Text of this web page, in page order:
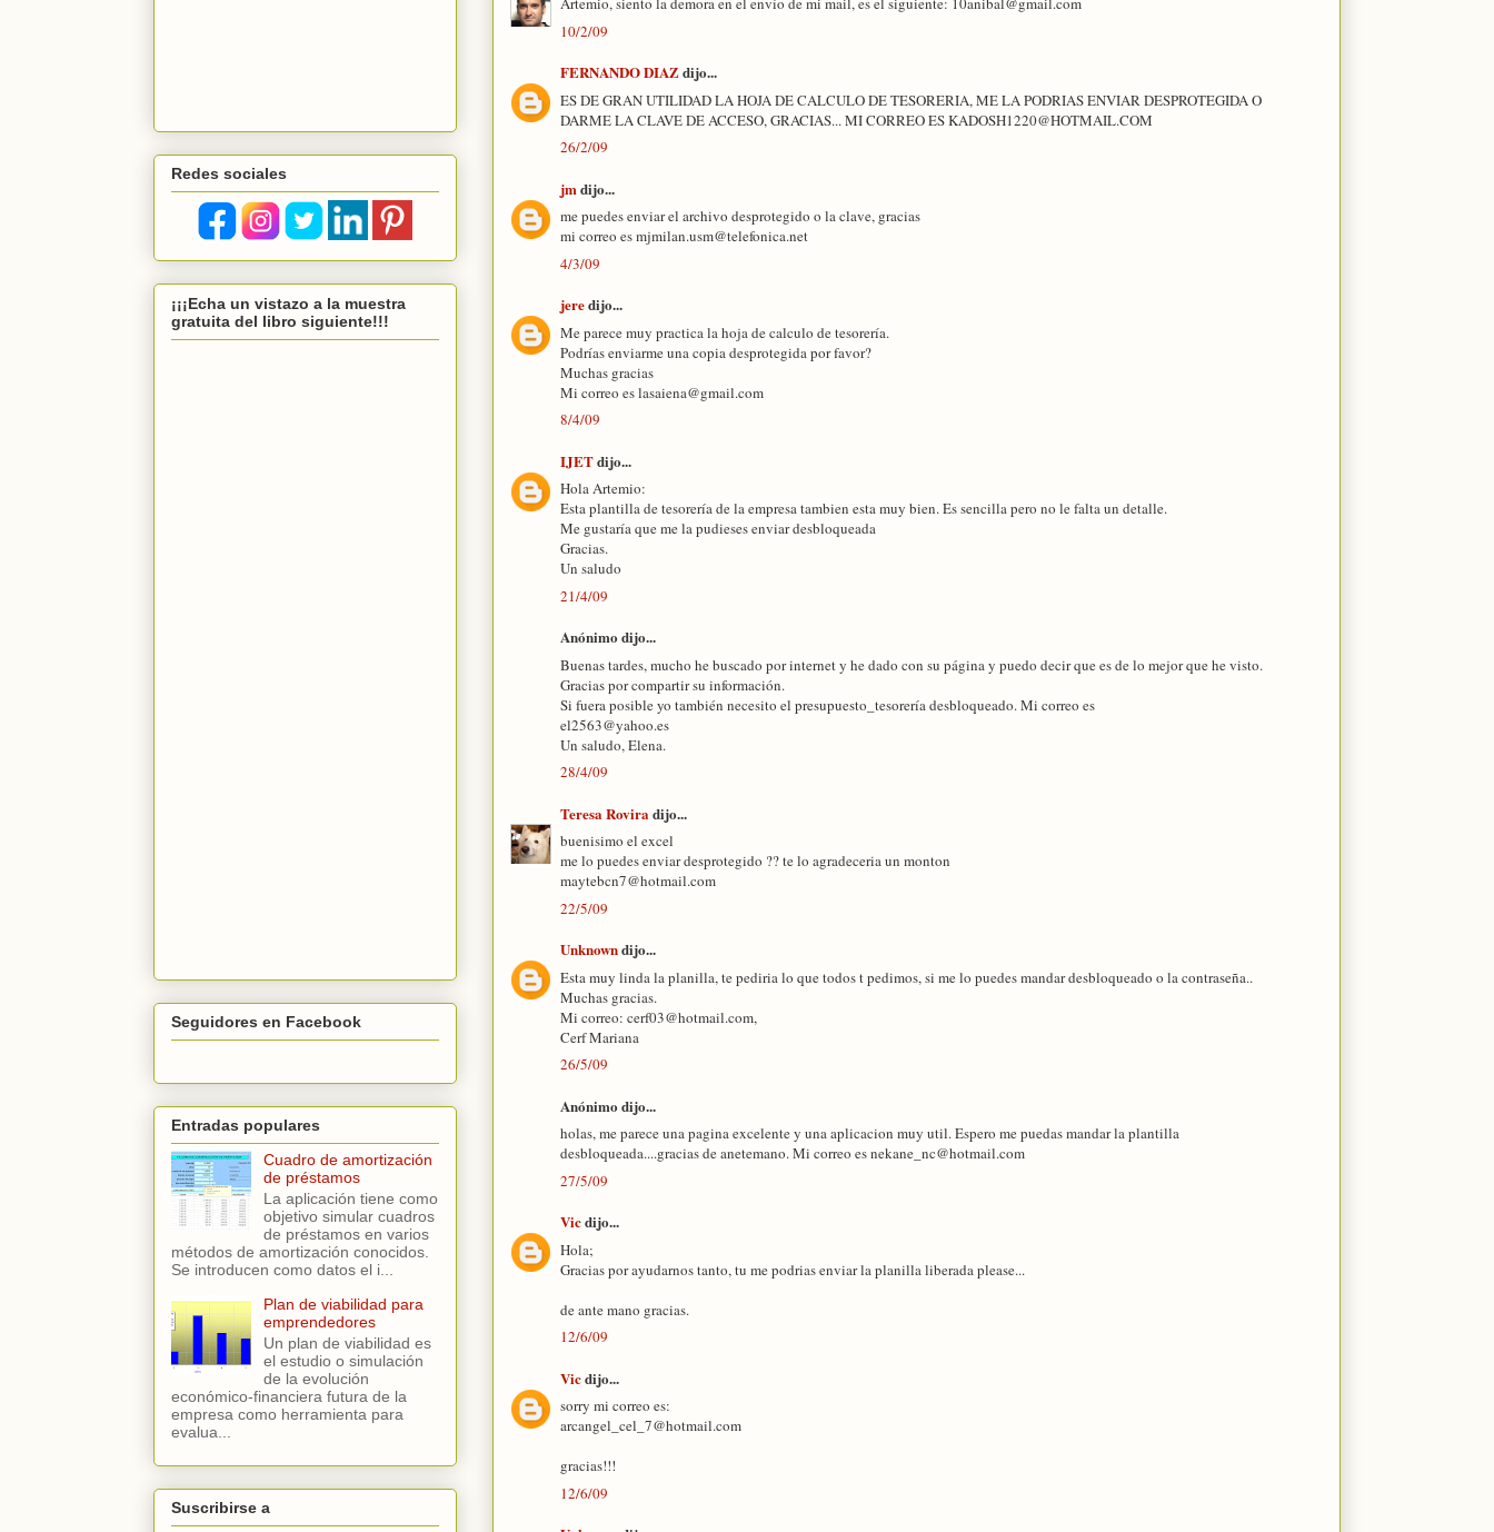
10/2/09
FERNANDO DIAZdijo...
ES DE GRAN UTILIDAD LA HOJA DE CALCULO DE TESORERIA, ME LA PODRIAS ENVIAR DESPROTEGIDA O
DARME LA CLAVE DE ACCESO, GRACIAS... MI CORREO ES KADOSH1220@HOTMAIL.COM
26/2/09
jm dijo...
me puedes enviar el archivo desprotegido o la clave, gracias
mi correo es mjmilan.usm@telefonica.net
4/3/09
jeredijo...
Me parece muy practica la hoja de calculo de tesorería.
Podrías enviarme una copia desprotegida por favor?
Muchas gracias
Mi correo es lasaiena@gmail.com
8/4/09
IJETdijo...
Hola Artemio:
Esta plantilla de tesorería de la empresa tambien esta muy bien. Es sencilla pero no le falta un detalle.
Me gustaría que me la pudieses enviar desbloqueada
Gracias.
Un saludo
21/4/09
Anónimo dijo...
Buenas tardes, mucho he buscado por internet y he dado con su página y puedo decir que es de lo mejor que he visto.
Gracias por compartir su información.
Si fuera posible yo también necesito el presupuesto_tesorería desbloqueado. Mi correo es
el2563@yahoo.es
Un saludo, Elena.
28/4/09
Teresa Rovira dijo...
buenisimo el excel
me lo puedes enviar desprotegido ?? te lo agradeceria un monton
maytebcn7@hotmail.com
22/5/09
Unknowndijo...
Esta muy linda la planilla, te pediria lo que todos t pedimos, si me lo puedes mandar desbloqueado o la contraseña..
Muchas gracias.
Mi correo: cerf03@hotmail.com,
Cerf Mariana
26/5/09
Anónimo dijo...
holas, me parece una pagina excelente y una aplicacion muy util. Espero me puedas mandar la plantilla
desbloqueada....gracias de anetemano. Mi correo es nekane_nc@hotmail.com
27/5/09
Vicdijo...
Hola;
Gracias por ayudarnos tanto, tu me podrias enviar la planilla liberada please...
de ante mano gracias.
12/6/09
Vicdijo...
sorry mi correo es:
arcangel_cel_7@hotmail.com
gracias!!!
12/6/09
Redes sociales
¡¡¡Echa un vistazo a la muestra
gratuita del libro siguiente!!!
Seguidores en Facebook
Entradas populares
Cuadro de amortización
de préstamos
La aplicación tiene como
objetivo simular cuadros
de préstamos en varios
métodos de amortización conocidos.
Se introducen como datos el i...
Plan de viabilidad para
emprendedores
Un plan de viabilidad es
el estudio o simulación
de la evolución
económico-financiera futura de la
empresa como herramienta para
evalua...
Suscribirse a